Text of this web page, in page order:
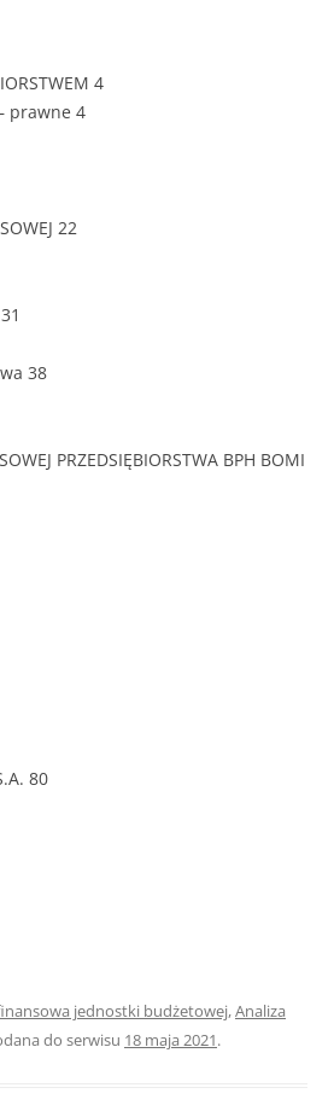
4
prawne 4
22
38
PRZEDSIĘBIORSTWA BPH BOMI
80
jednostki budżetowej,Analiza
do serwisu 18 maja 2021.